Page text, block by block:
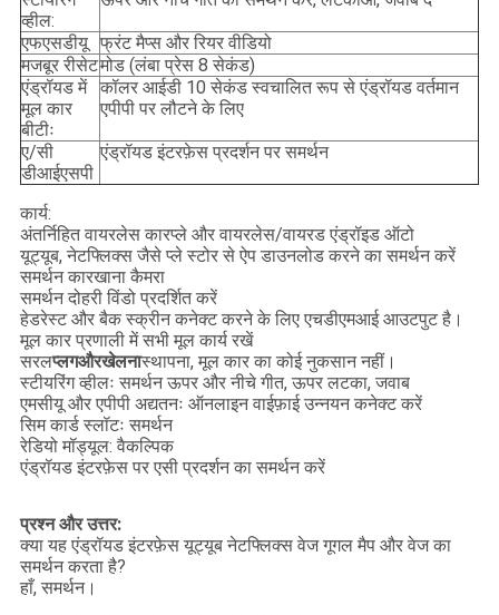
व्हील:
एफएसडीयू फ्रंट मैप्स और रियर वीडियो
मजबूर रीसेटमोड (लंबा प्रेस 8 सेकंड)
एंड्रॉयड में
मूल कार
बीटीः
कॉलर आईडी 10 सेकंड स्वचालित रूप से एंड्रॉयड वर्तमान
एपीपी पर लौटने के लिए
ए/सी
डीआईएसपी
एंड्रॉयड इंटरफ़ेस प्रदर्शन पर समर्थन
कार्य:
अंतर्निहित वायरलेस कारप्ले और वायरलेस/वायरड एंड्रॉइड ऑटो
यूट्यूब, नेटफ्लिक्स जैसे प्ले स्टोर से ऐप डाउनलोड करने का समर्थन करें
समर्थन कारखाना कैमरा
समर्थन दोहरी विंडो प्रदर्शित करें
हेडरेस्ट और बैक स्क्रीन कनेक्ट करने के लिए एचडीएमआई आउटपुट है।
मूल कार प्रणाली में सभी मूल कार्य रखें
सरलप्लगऔरखेलनास्थापना, मूल कार का कोई नुकसान नहीं।
स्टीयरिंग व्हीलः समर्थन ऊपर और नीचे गीत, ऊपर लटका, जवाब
एमसीयू और एपीपी अद्यतनः ऑनलाइन वाईफ़ाई उन्नयन कनेक्ट करें
सिम कार्ड स्लॉटः समर्थन
रेडियो मॉड्यूल: वैकल्पिक
एंड्रॉयड इंटरफ़ेस पर एसी प्रदर्शन का समर्थन करें
प्रश्न और उत्तर:
क्या यह एंड्रॉयड इंटरफ़ेस यूट्यूब नेटफ्लिक्स वेज गूगल मैप और वेज का
समर्थन करता है?
हाँ, समर्थन।